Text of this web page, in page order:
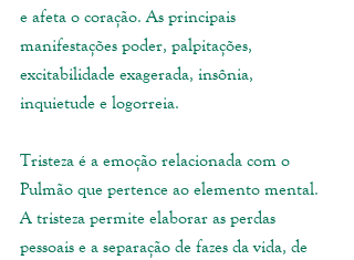
e afeta o coração. As principais
manifestações poder, palpitações,
excitabilidade exagerada, insônia,
inquietude e logorreia.
Tristeza é a emoção relacionada com o
Pulmão que pertence ao elemento mental.
A tristeza permite elaborar as perdas
pessoais e a separação de fazes da vida, de